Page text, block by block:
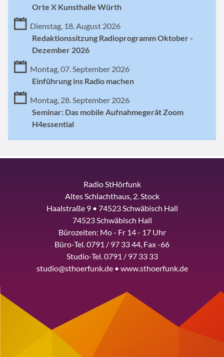
Orte X Kunsthalle Würth
Dienstag, 18. August 2026
Redaktionssitzung Radioprogramm Oktober -
Dezember 2026
Montag, 07. September 2026
Einführung ins Radio machen
Montag, 28. September 2026
Seminar: Das mobile Aufnahmegerät Zoom
H4essential
Radio StHörfunk
Altes Schlachthaus, 2. Stock
Haalstraße 9 • 74523 Schwäbisch Hall
74523 Schwäbisch Hall
Bürozeiten: Mo - Fr 14 - 17 Uhr
Büro-Tel. 0791 / 97 33 44, Fax -66
Studio-Tel. 0791 / 97 33 33
studio@sthoerfunk.de • www.sthoerfunk.de